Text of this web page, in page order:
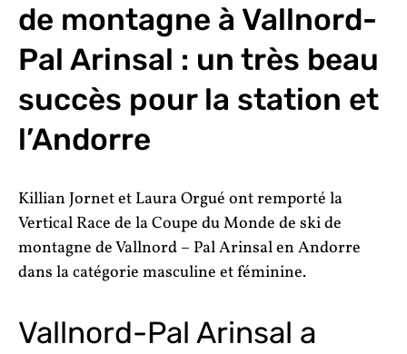
de montagne à Vallnord-
Pal Arinsal : un très beau
succès pour la station et
l’Andorre
Killian Jornet et Laura Orgué ont remporté la
Vertical Race de la Coupe du Monde de ski de
montagne de Vallnord – Pal Arinsal en Andorre
dans la catégorie masculine et féminine.
Vallnord-Pal Arinsal a